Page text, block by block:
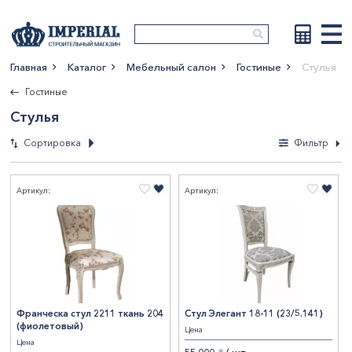
Главная Каталог Мебельный салон Гостиные Стулья
Гостиные
Стулья
Фильтр
Сортировка
По возрастанию
цены
По убыванию цены
По наименованию
Материал
Дерево 1
Дерево, Ткань 1
Массив дерева/Шпон
Массив древесины, Ткань
Высота, мм
430 1200
Ширина, мм
Артикул:
Франческа стул 2211 ткань 204
(фиолетовый)
Цена
Артикул:
Стул Элегант 18-11 (23/5.141)
Цена